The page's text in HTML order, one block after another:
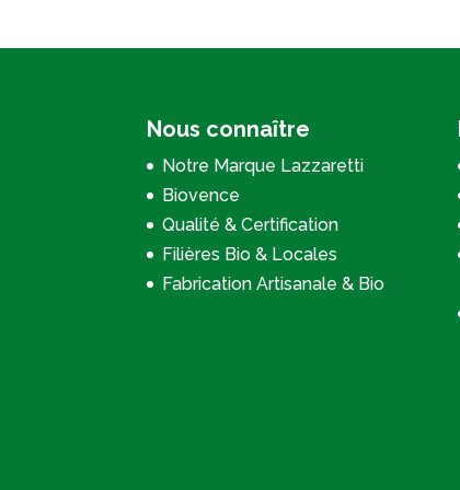
Nous connaître
Notre Marque Lazzaretti
Biovence
Qualité & Certification
Filières Bio & Locales
Fabrication Artisanale & Bio